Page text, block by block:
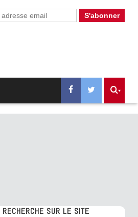
RECHERCHE SUR LE SITE